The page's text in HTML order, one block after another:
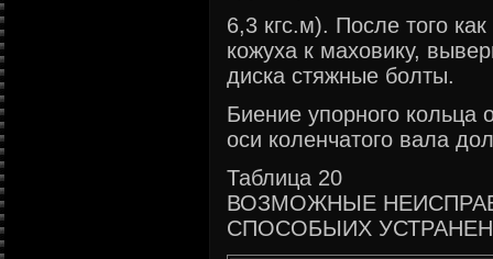
6,3 кгс.м). После того
кожуха к маховику,
диска стяжные болты.
Биение упорного кольца
оси коленчатого вала
Таблица 20
ВОЗМОЖНЫЕ
СПОСОБЫИХ